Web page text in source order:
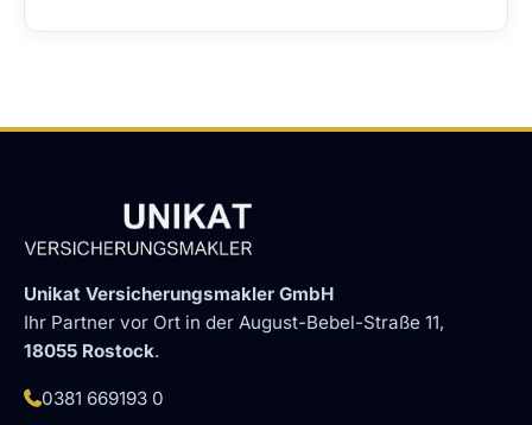
Unikat Versicherungsmakler GmbH
Ihr Partner vor Ort in der August-Bebel-Straße 11,
18055 Rostock.
0381 669193 0